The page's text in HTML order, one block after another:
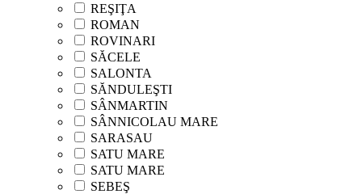
REŞIŢA
ROMAN
ROVINARI
SĂCELE
SALONTA
SĂNDULEŞTI
SÂNMARTIN
SÂNNICOLAU MARE
SARASAU
SATU MARE
SATU MARE
SEBEŞ